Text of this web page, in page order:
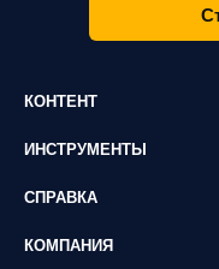
КОНТЕНТ
ИНСТРУМЕНТЫ
СПРАВКА
КОМПАНИЯ